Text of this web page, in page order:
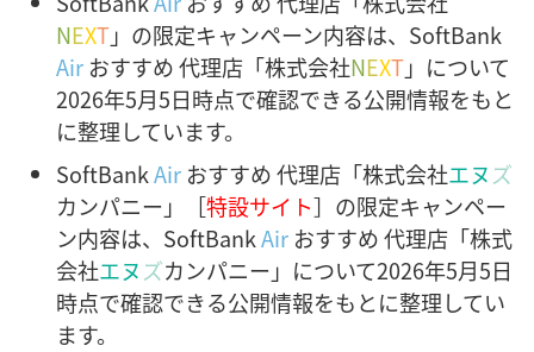
NEXT」の限定キャンペーン内容は、SoftBank
Air おすすめ 代理店「株式会社NEXT」について
2026年5月5日時点で確認できる公開情報をもと
に整理しています。
SoftBankAir おすすめ 代理店「株式会社エヌ ズ
カンパニー」［特設サイト］の限定キャンペー
ン内容は、SoftBankAir おすすめ 代理店「株式
会社エヌ ズカンパニー」について2026年5月5日
時点で確認できる公開情報をもとに整理してい
ます。